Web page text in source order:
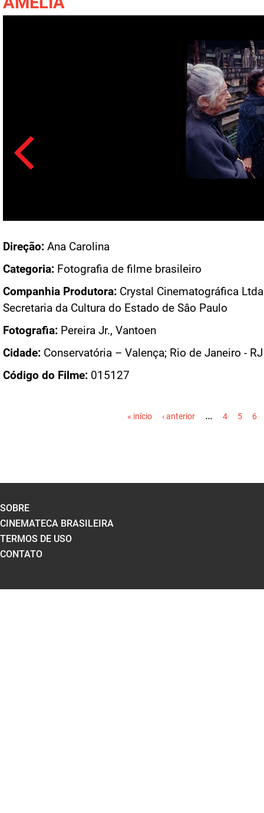
Direção: Ana Carolina
Categoria: Fotografia de filme brasileiro
Companhia Produtora: Crystal Cinematográfica
Secretaria da Cultura do Estado de Sâo Paulo
Fotografia: Pereira Jr., Vantoen
Cidade: Conservatória – Valença; Rio de Janeiro - RJ
Código do Filme: 015127
« início ‹ anterior … 4 5 6
SOBRE
CINEMATECA BRASILEIRA
TERMOS DE USO
CONTATO